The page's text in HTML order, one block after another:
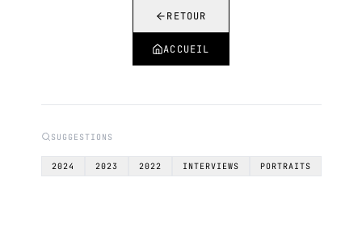
RETOUR
ACCUEIL
SUGGESTIONS
2024 2023 2022 INTERVIEWS PORTRAITS